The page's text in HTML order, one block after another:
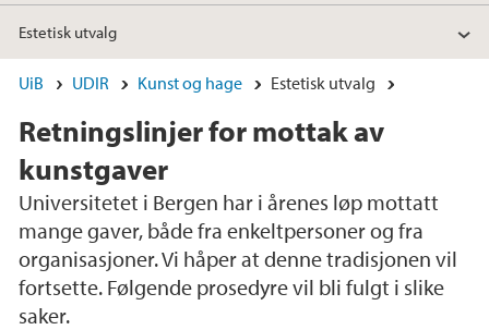
Estetisk utvalg
UiB UDIR Kunst og hage Estetisk utvalg
Retningslinjer for mottak av
kunstgaver
Universitetet i Bergen har i årenes løp mottatt
mange gaver, både fra enkeltpersoner og fra
organisasjoner. Vi håper at denne tradisjonen vil
fortsette. Følgende prosedyre vil bli fulgt i slike
saker.